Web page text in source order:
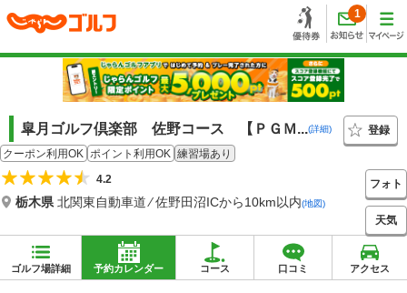
1
皐月ゴルフ倶楽部 佐野コース 【ＰＧＭ...(詳細)
登録
クーポン利用OK ポイント利用OK 練習場あり
4.2
栃木県北関東自動車道 ⁄ 佐野田沼ICから10km以内(地図)
フォト
天気
ゴルフ場詳細 予約カレンダー コース 口コミ アクセス